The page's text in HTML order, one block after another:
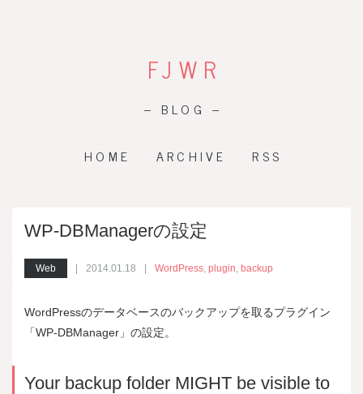
FJWR
– BLOG –
HOME ARCHIVE RSS
WP-DBManagerの設定
Web 2014.01.18 WordPress, plugin, backup
WordPressのデータベースのバックアップを取るプラグイン
「WP-DBManager」の設定。
Your backup folder MIGHT be visible to